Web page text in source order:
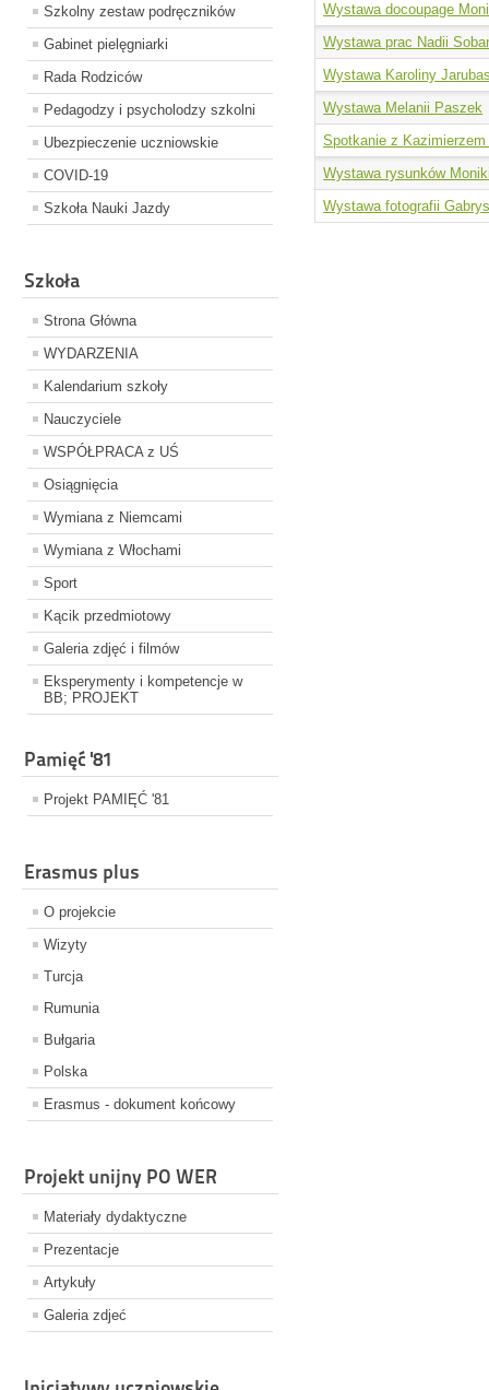
Szkolny zestaw podręczników
Gabinet pielęgniarki
Rada Rodziców
Pedagodzy i psycholodzy szkolni
Ubezpieczenie uczniowskie
COVID-19
Szkoła Nauki Jazdy
Szkoła
Strona Główna
WYDARZENIA
Kalendarium szkoły
Nauczyciele
WSPÓŁPRACA z UŚ
Osiągnięcia
Wymiana z Niemcami
Wymiana z Włochami
Sport
Kącik przedmiotowy
Galeria zdjęć i filmów
Eksperymenty i kompetencje w
BB; PROJEKT
Pamięć '81
Projekt PAMIĘĆ '81
Erasmus plus
O projekcie
Wizyty
Turcja
Rumunia
Bułgaria
Polska
Erasmus - dokument końcowy
Projekt unijny PO WER
Materiały dydaktyczne
Prezentacje
Artykuły
Galeria zdjeć
Wystawa docoupage
Wystawa prac Nadii
Wystawa Karoliny
Wystawa Melanii Paszek
Spotkanie z Kazimierzem
Wystawa rysunków
Wystawa fotografii